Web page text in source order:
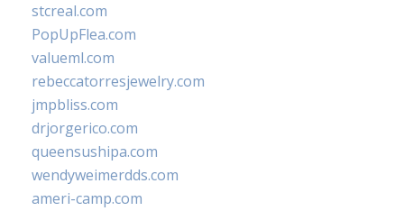
stcreal.com
PopUpFlea.com
valueml.com
rebeccatorresjewelry.com
jmpbliss.com
drjorgerico.com
queensushipa.com
wendyweimerdds.com
ameri-camp.com